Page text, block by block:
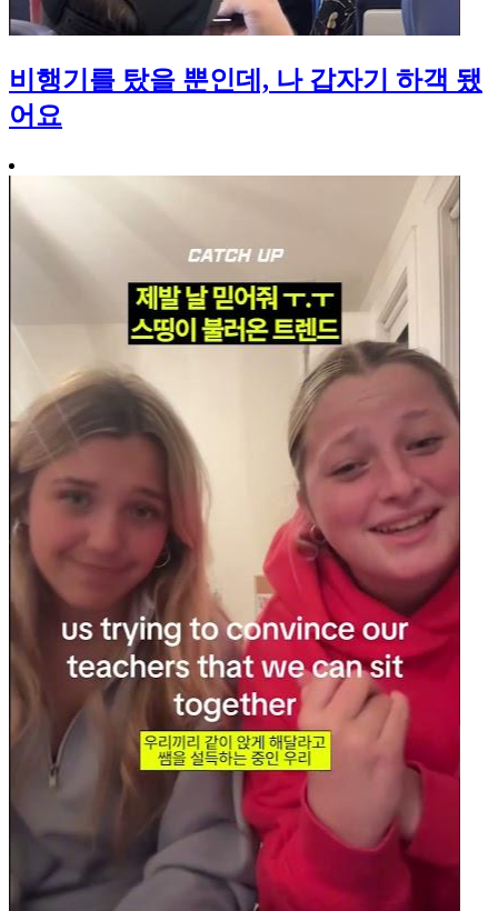
비행기를 탔을 뿐인데, 나 갑자기 하객 됐
어요